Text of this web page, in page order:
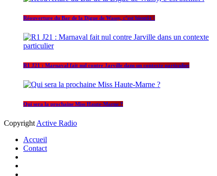
Réouverture du Bar de la Digue de Wassy, c’est bientôt !
R1 J21 : Marnaval fait nul contre Jarville dans un contexte particulier
Qui sera la prochaine Miss Haute-Marne ?
Copyright Active Radio
Accueil
Contact